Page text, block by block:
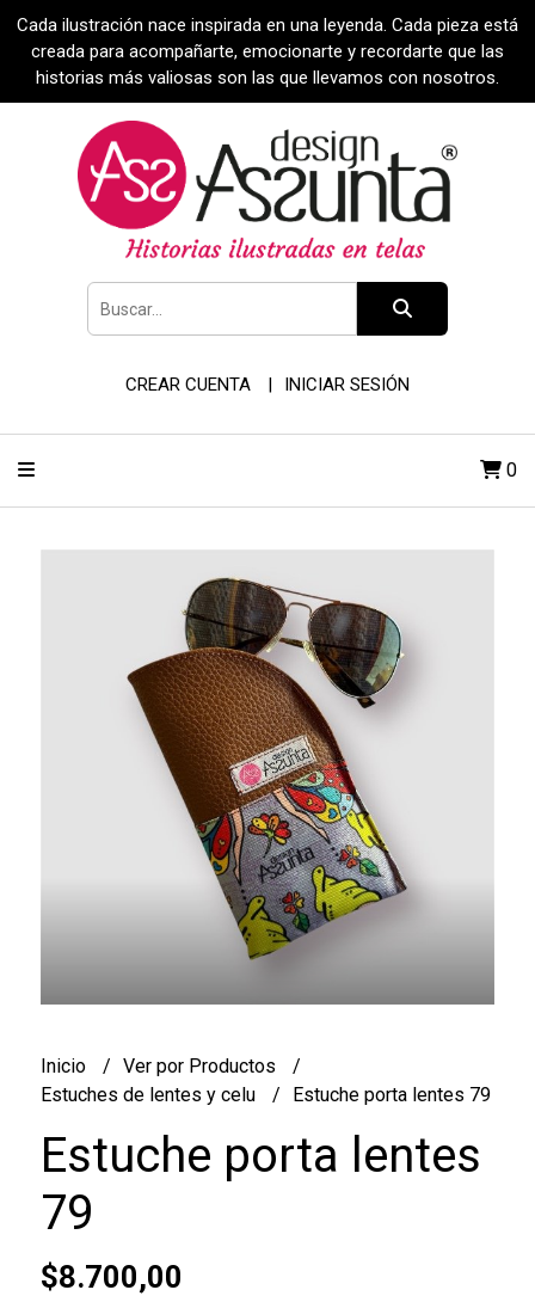
Cada ilustración nace inspirada en una leyenda. Cada pieza está
creada para acompañarte, emocionarte y recordarte que las
historias más valiosas son las que llevamos con nosotros.
CREAR CUENTA INICIAR SESIÓN
0
Inicio
Ver por Productos
Estuches de lentes y celu
Estuche porta lentes 79
Estuche porta lentes
79
$8.700,00